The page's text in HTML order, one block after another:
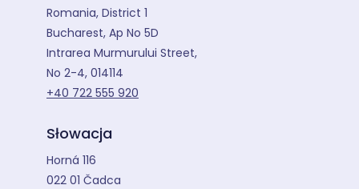
Romania, District 1
Bucharest, Ap No 5D
Intrarea Murmurului Street,
No 2-4, 014114
+40 722 555 920
Słowacja
Horná 116
022 01 Čadca